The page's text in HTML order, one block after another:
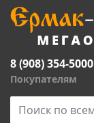
8 (908) 354-5000
Покупателям